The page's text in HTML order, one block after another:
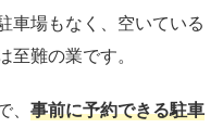
車場もなく、空いている
至難の業です。
事前に予約できる駐車